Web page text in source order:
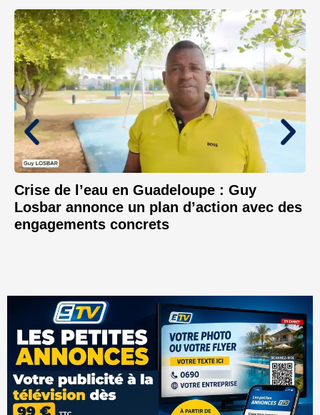
Crise de l’eau en Guadeloupe : Guy
Losbar annonce un plan d’action avec des
engagements concrets